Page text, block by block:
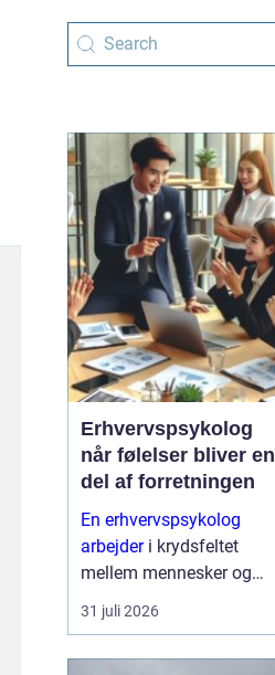
Erhvervspsykolog
når følelser bliver en
del af forretningen
En erhvervspsykolog
arbejderi krydsfeltet
mellem mennesker og
forretning. Fokus er ikke
kun på trivsel, men også
31 juli 2026